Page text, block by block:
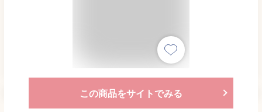
この商品をサイトでみる